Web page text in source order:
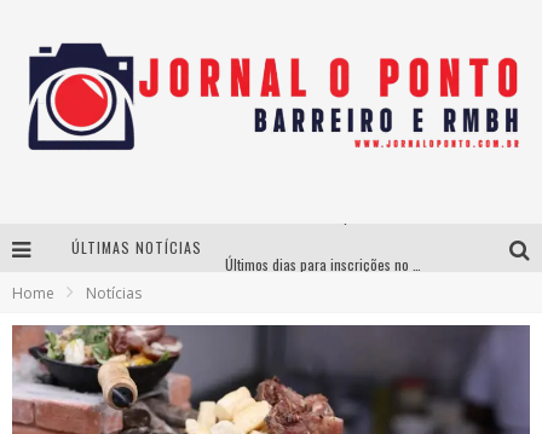
ÚLTIMAS NOTÍCIAS
Instituto Cervantes apresenta recital do alaudista mexicano Francisco Gil na série Segunda Musical
Home Notícias